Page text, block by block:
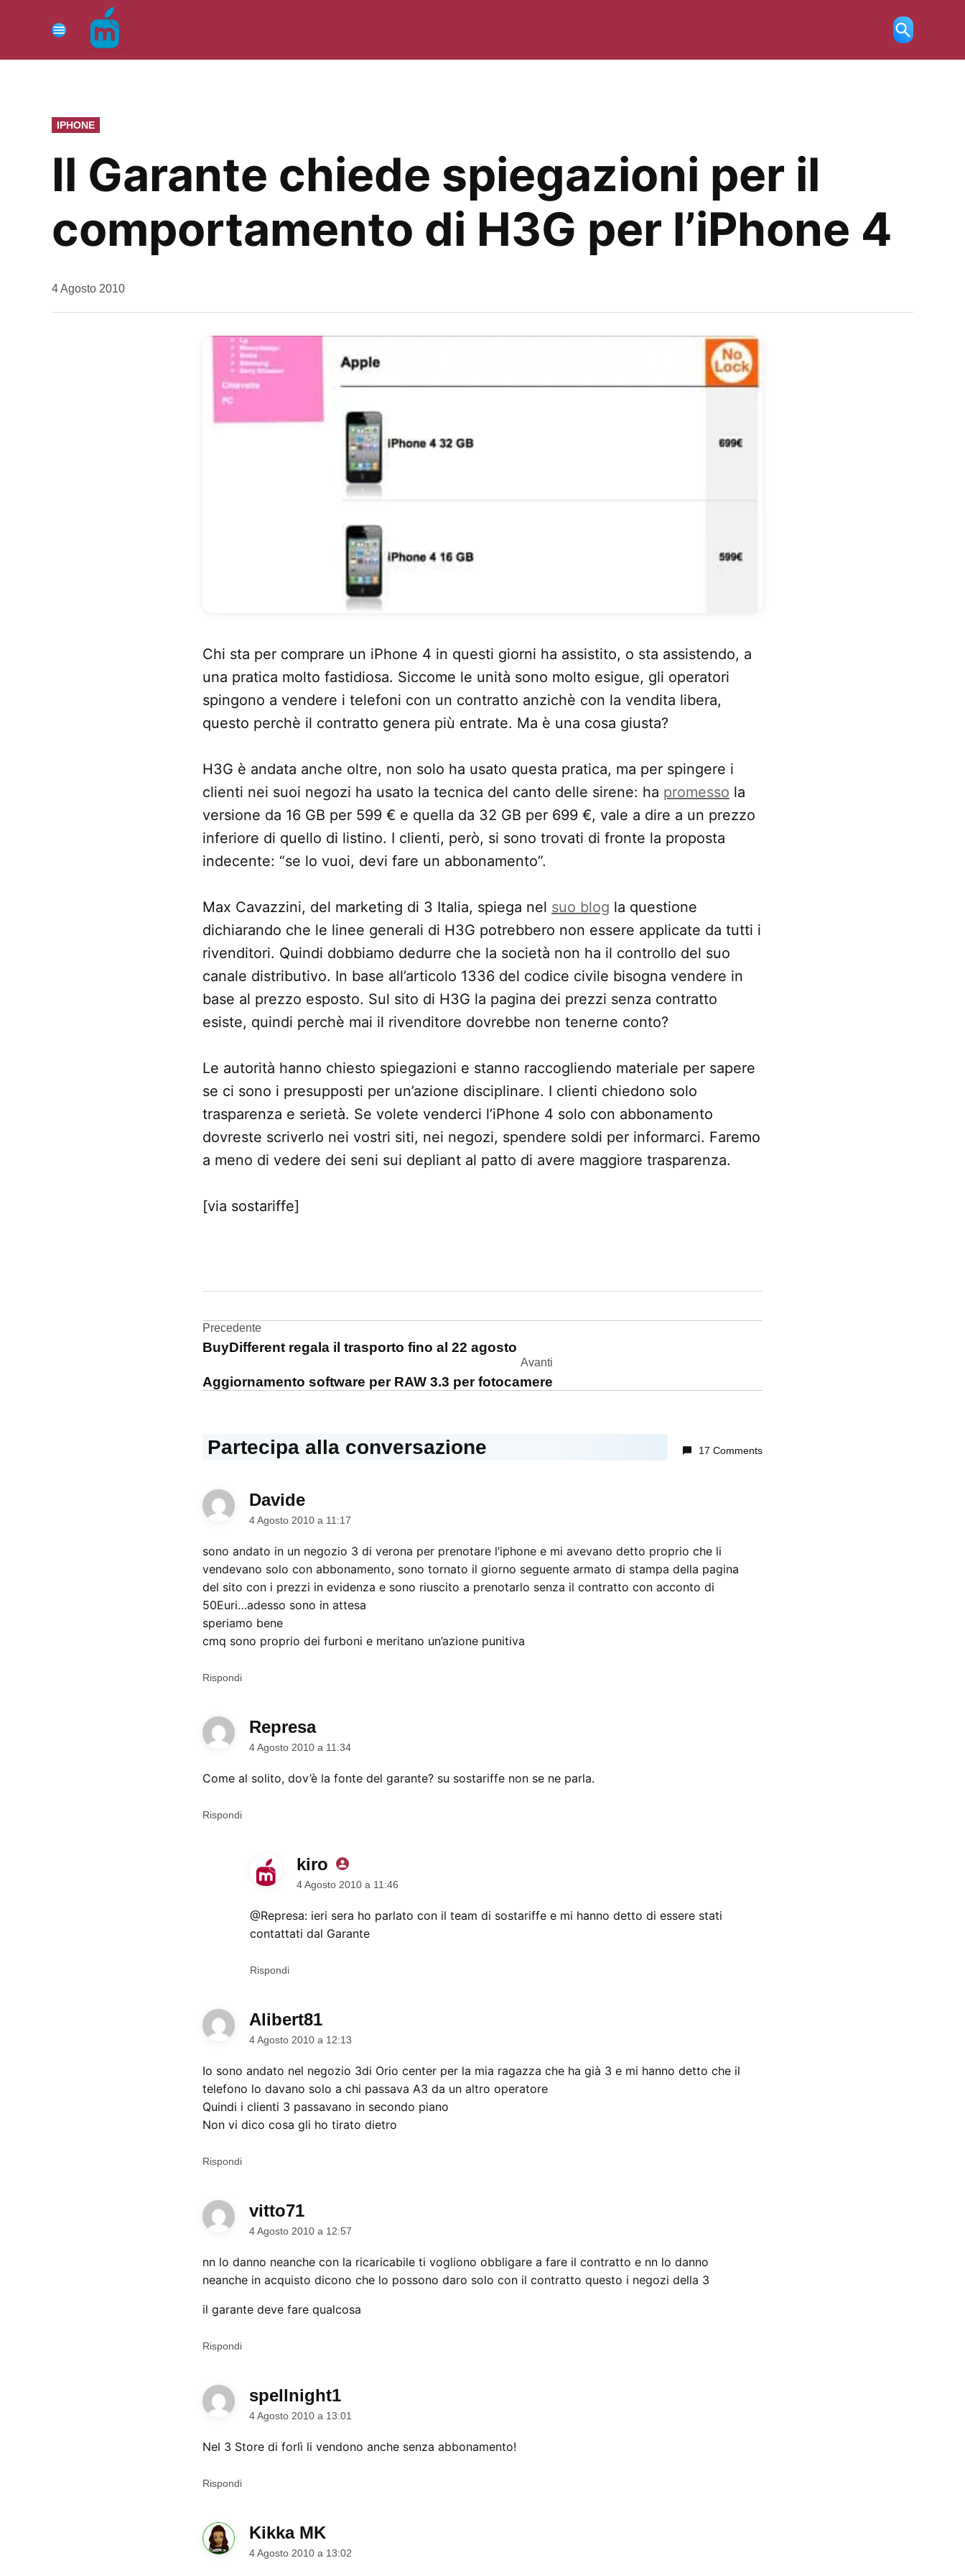
contenuto
Menu
Ricerca
aperta
PUBBLICATO
IN
IPHONE
Il Garante chiede spiegazioni per il
comportamento di H3G per l’iPhone 4
da
4 Agosto 2010
Chi sta per comprare un iPhone 4 in questi giorni ha assistito, o sta assistendo, a
una pratica molto fastidiosa. Siccome le unità sono molto esigue, gli operatori
spingono a vendere i telefoni con un contratto anzichè con la vendita libera,
questo perchè il contratto genera più entrate. Ma è una cosa giusta?
H3G è andata anche oltre, non solo ha usato questa pratica, ma per spingere i
clienti nei suoi negozi ha usato la tecnica del canto delle sirene: ha promesso la
versione da 16 GB per 599 € e quella da 32 GB per 699 €, vale a dire a un prezzo
inferiore di quello di listino. I clienti, però, si sono trovati di fronte la proposta
indecente: “se lo vuoi, devi fare un abbonamento”.
Max Cavazzini, del marketing di 3 Italia, spiega nel suo blog la questione
dichiarando che le linee generali di H3G potrebbero non essere applicate da tutti i
rivenditori. Quindi dobbiamo dedurre che la società non ha il controllo del suo
canale distributivo. In base all’articolo 1336 del codice civile bisogna vendere in
base al prezzo esposto. Sul sito di H3G la pagina dei prezzi senza contratto
esiste, quindi perchè mai il rivenditore dovrebbe non tenerne conto?
Le autorità hanno chiesto spiegazioni e stanno raccogliendo materiale per sapere
se ci sono i presupposti per un’azione disciplinare. I clienti chiedono solo
trasparenza e serietà. Se volete venderci l’iPhone 4 solo con abbonamento
dovreste scriverlo nei vostri siti, nei negozi, spendere soldi per informarci. Faremo
a meno di vedere dei seni sui depliant al patto di avere maggiore trasparenza.
[via sostariffe]
iPhone
4
Navigazione
Precedente
BuyDifferent regala il trasporto fino al 22 agosto
Avanti
Aggiornamento software per RAW 3.3 per fotocamere
Partecipa alla conversazione 17 Comments
Davidedice:
4 Agosto 2010 a 11:17
sono andato in un negozio 3 di verona per prenotare l’iphone e mi avevano detto proprio che li
vendevano solo con abbonamento, sono tornato il giorno seguente armato di stampa della pagina
del sito con i prezzi in evidenza e sono riuscito a prenotarlo senza il contratto con acconto di
50Euri…adesso sono in attesa
speriamo bene
cmq sono proprio dei furboni e meritano un’azione punitiva
Rispondi
Represadice:
4 Agosto 2010 a 11:34
Come al solito, dov’è la fonte del garante? su sostariffe non se ne parla.
Rispondi
kiro dice:
4 Agosto 2010 a 11:46
@Represa: ieri sera ho parlato con il team di sostariffe e mi hanno detto di essere stati
contattati dal Garante
Rispondi
Alibert81dice:
4 Agosto 2010 a 12:13
Io sono andato nel negozio 3di Orio center per la mia ragazza che ha già 3 e mi hanno detto che il
telefono lo davano solo a chi passava A3 da un altro operatore
Quindi i clienti 3 passavano in secondo piano
Non vi dico cosa gli ho tirato dietro
Rispondi
vitto71dice:
4 Agosto 2010 a 12:57
nn lo danno neanche con la ricaricabile ti vogliono obbligare a fare il contratto e nn lo danno
neanche in acquisto dicono che lo possono daro solo con il contratto questo i negozi della 3
il garante deve fare qualcosa
Rispondi
spellnight1dice:
4 Agosto 2010 a 13:01
Nel 3 Store di forlì li vendono anche senza abbonamento!
Rispondi
Kikka MKdice:
4 Agosto 2010 a 13:02